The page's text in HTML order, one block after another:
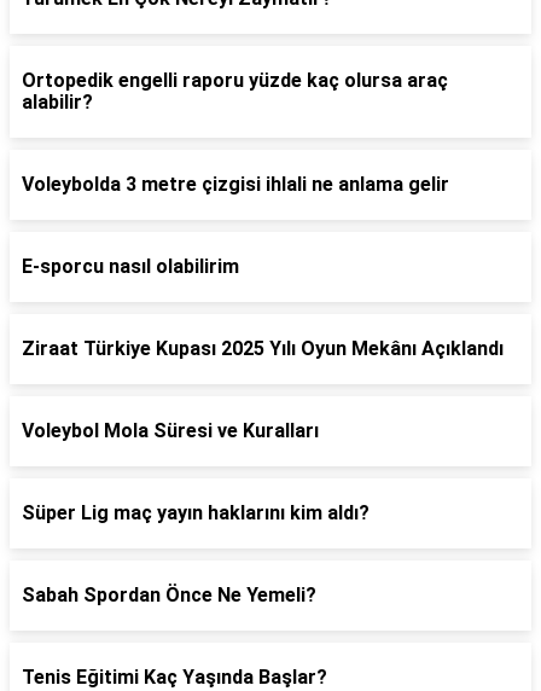
Ortopedik engelli raporu yüzde kaç olursa araç
alabilir?
Voleybolda 3 metre çizgisi ihlali ne anlama gelir
E-sporcu nasıl olabilirim
Ziraat Türkiye Kupası 2025 Yılı Oyun Mekânı Açıklandı
Voleybol Mola Süresi ve Kuralları
Süper Lig maç yayın haklarını kim aldı?
Sabah Spordan Önce Ne Yemeli?
Tenis Eğitimi Kaç Yaşında Başlar?